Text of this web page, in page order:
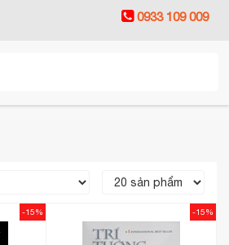
0933 109 009
-15% -15%